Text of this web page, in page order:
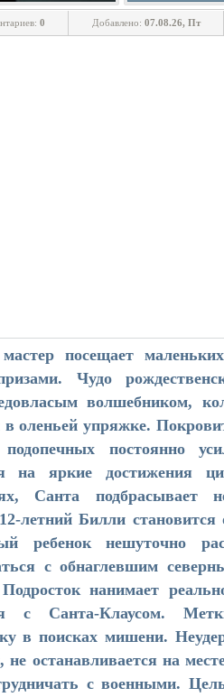
0 Добавлено: 07.08.26, Пт
посещает
Чудо
волшебником,
оленьей упряжке.
постоянно
на яркие достижения
Санта подбрасывает
летний Билли становится
ребенок нешуточно
с обнаглевшим
нанимает
с Санта-Клаусом.
в поисках мишени.
останавливается на
с военными.